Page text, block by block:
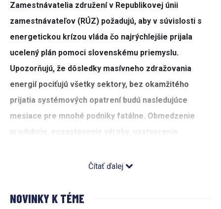
Zamestnávatelia združení v Republikovej únii
zamestnávateľov (RÚZ) požadujú, aby v súvislosti s
energetickou krízou vláda čo najrýchlejšie prijala
ucelený plán pomoci slovenskému priemyslu.
Upozorňujú, že dôsledky masívneho zdražovania
energií pociťujú všetky sektory, bez okamžitého
prijatia systémových opatrení budú nasledujúce
mesiace pre mnohé podniky fatálne. Obmedzenie
produkcie, pozastavenie výroby, uzatvorenie
môže na Slovensku stať čoskoro realitou.
– spotové, teda burzové, ceny plynu lámu rekordy, v
Čítať ďalej
NOVINKY K TÉME